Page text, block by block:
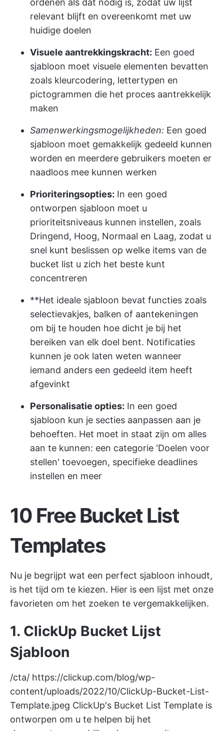
ordenen als dat nodig is, zodat uw lijst
relevant blijft en overeenkomt met uw
huidige doelen
Visuele aantrekkingskracht: Een goed
sjabloon moet visuele elementen bevatten
zoals kleurcodering, lettertypen en
pictogrammen die het proces aantrekkelijk
maken
Samenwerkingsmogelijkheden: Een goed
sjabloon moet gemakkelijk gedeeld kunnen
worden en meerdere gebruikers moeten er
naadloos mee kunnen werken
Prioriteringsopties: In een goed
ontworpen sjabloon moet u
prioriteitsniveaus kunnen instellen, zoals
Dringend, Hoog, Normaal en Laag, zodat u
snel kunt beslissen op welke items van de
bucket list u zich het beste kunt
concentreren
**Het ideale sjabloon bevat functies zoals
selectievakjes, balken of aantekeningen
om bij te houden hoe dicht je bij het
bereiken van elk doel bent. Notificaties
kunnen je ook laten weten wanneer
iemand anders een gedeeld item heeft
afgevinkt
Personalisatie opties: In een goed
sjabloon kun je secties aanpassen aan je
behoeften. Het moet in staat zijn om alles
aan te kunnen: een categorie 'Doelen voor
stellen' toevoegen, specifieke deadlines
instellen en meer
10 Free Bucket List
Templates
Nu je begrijpt wat een perfect sjabloon inhoudt,
is het tijd om te kiezen. Hier is een lijst met onze
favorieten om het zoeken te vergemakkelijken.
1. ClickUp Bucket Lijst
Sjabloon
/cta/ https://clickup.com/blog/wp-
content/uploads/2022/10/ClickUp-Bucket-List-
Template.jpeg ClickUp's Bucket List Template is
ontworpen om u te helpen bij het